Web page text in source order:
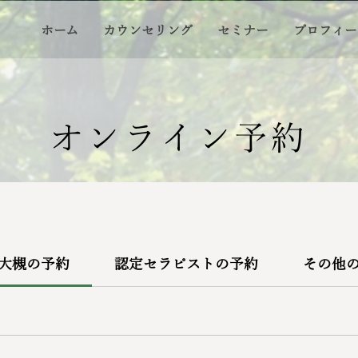
ホーム カウンセリング セミナー プロフィ
​オンライン予約
槻の予約 認定セラピストの予約 その他